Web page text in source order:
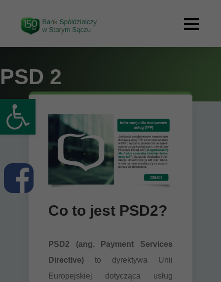
Otwórz pasek narzędzi
PSD 2
Co to jest PSD2?
PSD2 (ang. Payment Services
Directive)to dyrektywa Unii
Europejskiej dotycząca usług